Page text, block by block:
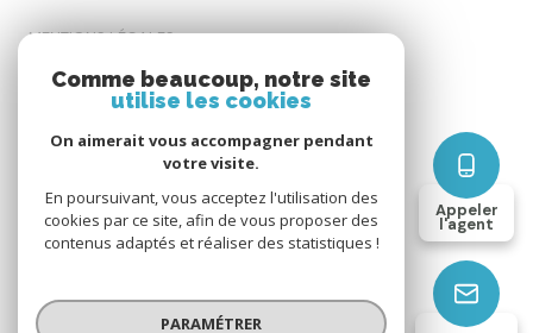
Appeler
l'agent
MENTIONS LÉGALES
COOKIES
© 2026 | Tous droits réservés
Comme beaucoup, notre site
utilise les cookies
On aimerait vous accompagner pendant
votre visite.
En poursuivant, vous acceptez l'utilisation des
cookies par ce site, afin de vous proposer des
contenus adaptés et réaliser des statistiques !
PARAMÉTRER